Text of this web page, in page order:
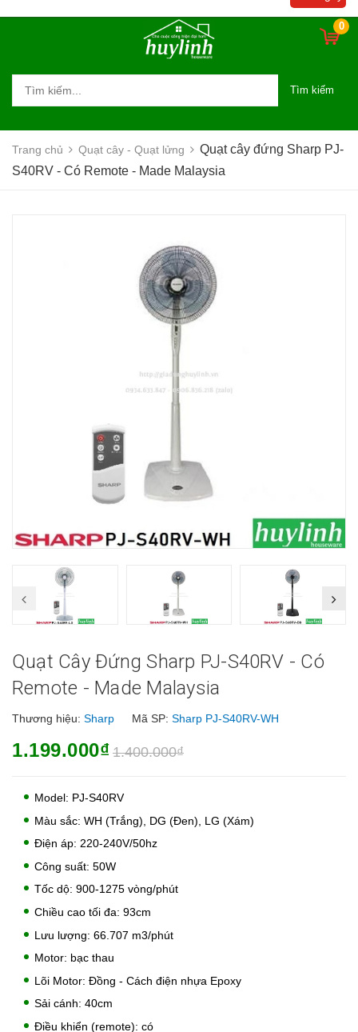
0
Tìm kiếm
Trang chủ Quạt cây - Quạt lửng
Quạt cây đứng Sharp PJ-
S40RV - Có Remote - Made Malaysia
Quạt Cây Đứng Sharp PJ-S40RV - Có
Remote - Made Malaysia
Thương hiệu: Sharp Mã SP: Sharp PJ-S40RV-WH
1.199.000₫ 1.400.000₫
Model: PJ-S40RV
Màu sắc: WH (Trắng), DG (Đen), LG (Xám)
Điện áp: 220-240V/50hz
Công suất: 50W
Tốc dộ: 900-1275 vòng/phút
Chiều cao tối đa: 93cm
Lưu lượng: 66.707 m3/phút
Motor: bạc thau
Lõi Motor: Đồng - Cách điện nhựa Epoxy
Sải cánh: 40cm
Điều khiển (remote): có